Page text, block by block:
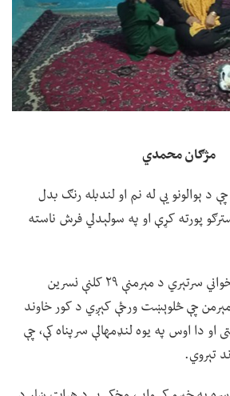
مژګان محمدي
د ېوالونو یې له نم او لندبله رنګ بدل
پورته کړې او په سولېدلي فرش ناسته
دا د ملي امنیت د یوه پخواني سرتېري د مېرمنې ۲۹ کلنې نسرین
چې څلوېښت ورځې کېږي د کور خاوند
او دا اوس په یوه لنډمهالې سرپناه کې، چې
تېروي.